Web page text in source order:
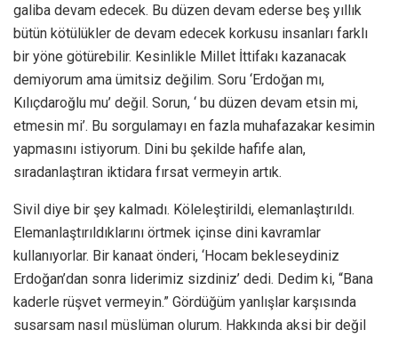
galiba devam edecek. Bu düzen devam ederse beş yıllık
bütün kötülükler de devam edecek korkusu insanları farklı
bir yöne götürebilir. Kesinlikle Millet İttifakı kazanacak
demiyorum ama ümitsiz değilim. Soru ‘Erdoğan mı,
Kılıçdaroğlu mu’ değil. Sorun, ‘ bu düzen devam etsin mi,
etmesin mi’. Bu sorgulamayı en fazla muhafazakar kesimin
yapmasını istiyorum. Dini bu şekilde hafife alan,
sıradanlaştıran iktidara fırsat vermeyin artık.
Sivil diye bir şey kalmadı. Köleleştirildi, elemanlaştırıldı.
Elemanlaştırıldıklarını örtmek içinse dini kavramlar
kullanıyorlar. Bir kanaat önderi, ‘Hocam bekleseydiniz
Erdoğan’dan sonra liderimiz sizdiniz’ dedi. Dedim ki, “Bana
kaderle rüşvet vermeyin.” Gördüğüm yanlışlar karşısında
susarsam nasıl müslüman olurum. Hakkında aksi bir değil